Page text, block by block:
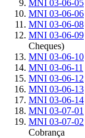
MNI 03-06-05
MNI 03-06-06
MNI 03-06-08
MNI 03-06-09
Cheques)
MNI 03-06-10
MNI 03-06-11
MNI 03-06-12
MNI 03-06-13
MNI 03-06-14
MNI 03-07-01
MNI 03-07-02
Cobrança